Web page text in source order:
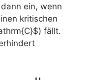
ein, wenn
kritischen
fällt.